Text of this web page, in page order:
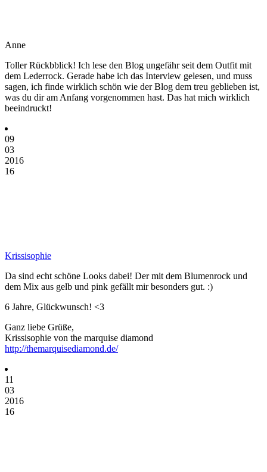
Anne
Toller Rückbblick! Ich lese den Blog ungefähr seit dem Outfit mit
dem Lederrock. Gerade habe ich das Interview gelesen, und muss
sagen, ich finde wirklich schön wie der Blog dem treu geblieben ist,
was du dir am Anfang vorgenommen hast. Das hat mich wirklich
beeindruckt!
09
03
2016
16
Krissisophie
Da sind echt schöne Looks dabei! Der mit dem Blumenrock und
dem Mix aus gelb und pink gefällt mir besonders gut. :)
6 Jahre, Glückwunsch! <3
Ganz liebe Grüße,
Krissisophie von the marquise diamond
http://themarquisediamond.de/
11
03
2016
16